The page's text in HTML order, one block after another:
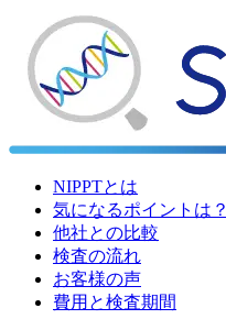
NIPPTとは
気になるポイントは？
他社との比較
検査の流れ
お客様の声
費用と検査期間